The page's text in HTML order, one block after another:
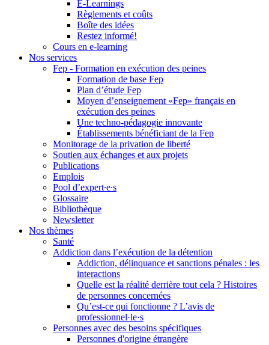
E-Learnings
Règlements et coûts
Boîte des idées
Restez informé!
Cours en e-learning
Nos services
Fep - Formation en exécution des peines
Formation de base Fep
Plan d’étude Fep
Moyen d’enseignement «Fep» français en
exécution des peines
Une techno-pédagogie innovante
Établissements bénéficiant de la Fep
Monitorage de la privation de liberté
Soutien aux échanges et aux projets
Publications
Emplois
Pool d’expert∙e∙s
Glossaire
Bibliothèque
Newsletter
Nos thèmes
Santé
Addiction dans l’exécution de la détention
Addiction, délinquance et sanctions pénales : les
interactions
Quelle est la réalité derrière tout cela ? Histoires
de personnes concernées
Qu’est-ce qui fonctionne ? L’avis de
professionnel·le·s
Personnes avec des besoins spécifiques
Personnes d'origine étrangère